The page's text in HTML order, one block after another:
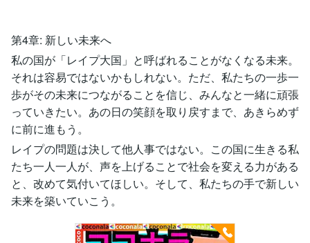
第4章: 新しい未来へ
私の国が「レイプ大国」と呼ばれることがなくなる未来。
それは容易ではないかもしれない。ただ、私たちの一歩一
歩がその未来につながることを信じ、みんなと一緒に頑張
っていきたい。あの日の笑顔を取り戻すまで、あきらめず
に前に進もう。
レイプの問題は決して他人事ではない。この国に生きる私
たち一人一人が、声を上げることで社会を変える力がある
と、改めて気付いてほしい。そして、私たちの手で新しい
未来を築いていこう。